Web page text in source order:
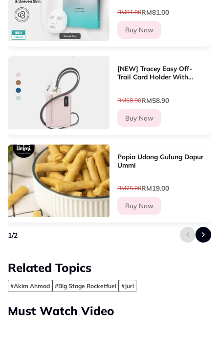
RM81.00RM81.00
Buy Now
[NEW] Tracey Easy Off-
Trail Card Holder With
RM58.90RM58.90
Buy Now
Popia Udang Gulung Dapur
Ummi
RM25.00RM19.00
Buy Now
1/2
Related Topics
#Akim Ahmad #Big Stage Rocketfuel #Juri
Must Watch Video